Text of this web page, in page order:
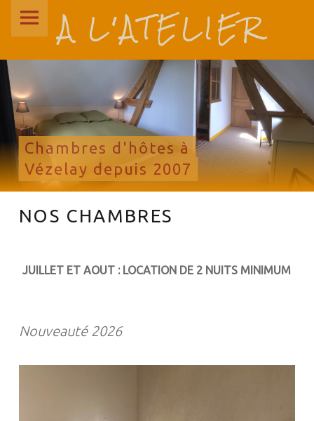
A L'ATELIER
M
B
R
E
S
D
À
É
navigation
A
l'Atelier
Passer
Chambres d'hôtes à
Vézelay depuis 2007
NOS CHAMBRES
JUILLET ET AOUT : LOCATION DE 2 NUITS MINIMUM
Nouveauté 2026